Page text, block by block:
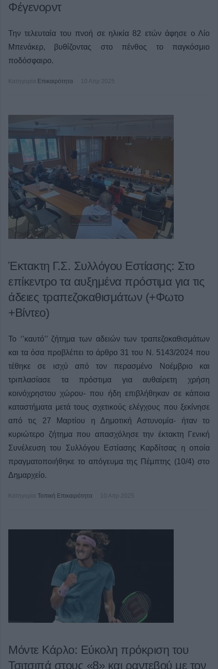
Φέγενορντ
Την τελευταία του πνοή σε ηλικία 82 ετών άφησε ο Λίο
Μπενάκερ, βυθίζοντας στο πένθος το παγκόσμιο
ποδόσφαιρο.
Κατηγορία Επικαιρότητα 10 Απρ 2025
Έκτακτη Γ.Σ. Συλλόγου Εστίασης: Στο
επίκεντρο τα αυξημένα πρόστιμα για τις
άδειες τραπεζοκαθισμάτων (+Φωτο
+Βίντεο)
Το ‘’καυτό’’ ζήτημα των αδειών των τραπεζοκαθισμάτων
και τα όσα προβλέπει το άρθρο 31 του Ν. 5143/2024 που
τέθηκε σε ισχύ από τον περασμένο Νοέμβριο και
τριπλασίασε τα πρόστιμα για αυθαίρετη χρήση
κοινόχρηστου χώρου- που ήδη επιβλήθηκαν σε κάποια
καταστήματα μετά τους σχετικούς ελέγχους που ξεκίνησε
από τις 27 Μαρτίου η Δημοτική Αστυνομία- ήταν το
κυριώτερο ζήτημα που απασχόλησε την έκτακτη Γενική
Συνέλευση του Συλλόγου Εστίασης Καρδίτσας η οποία
πραγματοποιήθηκε το απόγευμα της Πέμπτης (10/4) στο
Δημαρχείο.
Κατηγορία Τοπική Επικαιρότητα 10 Απρ 2025
Μόντε Κάρλο: Εύκολη πρόκριση του
Τσιτσιπά στους «8» και ραντεβού με τον